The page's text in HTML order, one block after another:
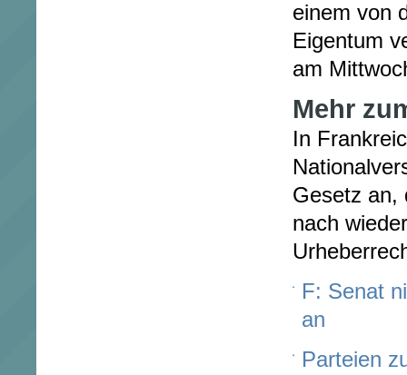
einem von
Eigentum
am
Mehr
In
Gesetz an,
nach
F: Senat
an
Parteien